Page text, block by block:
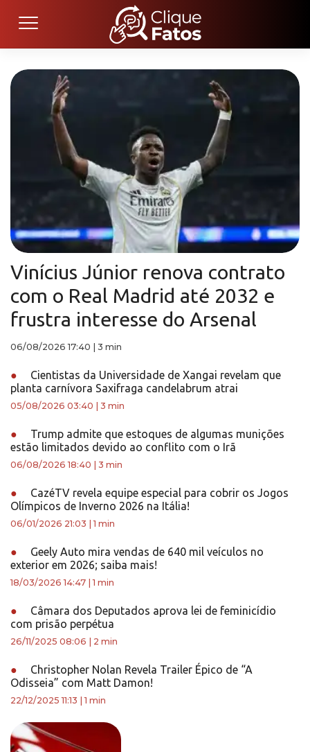
Vinícius Júnior renova contrato
com o Real Madrid até 2032 e
frustra interesse do Arsenal
06/08/2026 17:40 3 min
●
Cientistas da Universidade de Xangai revelam que
planta carnívora Saxifraga candelabrum atrai
05/08/2026 03:40 3 min
●
Trump admite que estoques de algumas munições
estão limitados devido ao conflito com o Irã
06/08/2026 18:40 3 min
●
CazéTV revela equipe especial para cobrir os Jogos
Olímpicos de Inverno 2026 na Itália!
06/01/2026 21:03 |1 min
●
Geely Auto mira vendas de 640 mil veículos no
exterior em 2026; saiba mais!
18/03/2026 14:47 |1 min
●
Câmara dos Deputados aprova lei de feminicídio
com prisão perpétua
26/11/2025 08:06 2 min
●
Christopher Nolan Revela Trailer Épico de “A
Odisseia” com Matt Damon!
22/12/2025 11:13 |1 min